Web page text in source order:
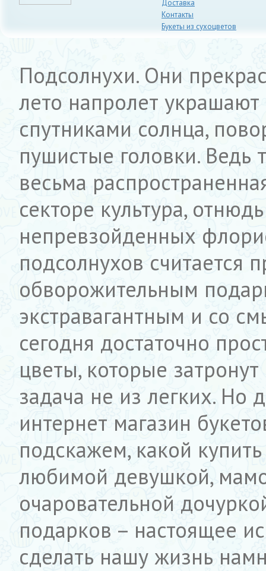
Доставка
Контакты
Букеты из сухоцветов
Подсолнухи. Они
лето напролет
спутниками солнца,
пушистые головки. Ведь
весьма
секторе культура,
непревзойденных
подсолнухов считается
обворожительным
экстравагантным и со
сегодня достаточно
цветы, которые
задача не из легких. Но
интернет магазин
подскажем, какой
любимой девушкой,
очаровательной
подарков – настоящее
сделать нашу жизнь